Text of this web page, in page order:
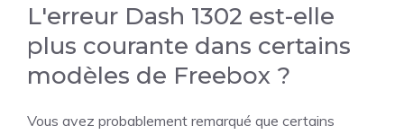
L'erreur Dash 1302 est-elle
plus courante dans certains
modèles de Freebox ?
Vous avez probablement remarqué que certains